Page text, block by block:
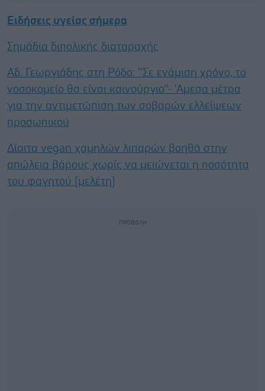
Ειδήσεις υγείας σήμερα
Σημάδια διπολικής διαταραχής
Αδ. Γεωργιάδης στη Ρόδο: ''Σε ενάμιση χρόνο, το
νοσοκομείο θα είναι καινούργιο''- 'Αμεσα μέτρα
για την αντιμετώπιση των σοβαρών ελλείψεων
προσωπικού
Δίαιτα vegan χαμηλών λιπαρών βοηθά στην
απώλεια βάρους χωρίς να μειώνεται η ποσότητα
του φαγητού [μελέτη]